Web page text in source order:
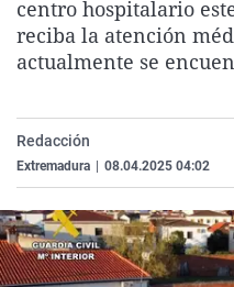
centro hospitalario
reciba la atención
actualmente se
Redacción
Extremadura 08.04.2025 04:02